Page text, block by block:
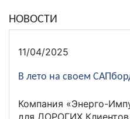
НОВОСТИ
11/04/2025
В лето на своем
Компания «Энерго-
для ДОРОГИХ